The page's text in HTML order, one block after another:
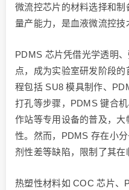
微流控芯片的材料选择和
量产能力，是血液微流控技
PDMS 芯片凭借光学透明
点，成为实验室研发阶段
程包括 SU8 模具制作、
打孔等步骤，PDMS 键合
作站等专用设备的普及，
性。然而，PDMS 存在小
剂性差等缺陷，限制了其在
热塑性材料如 COC 芯片、